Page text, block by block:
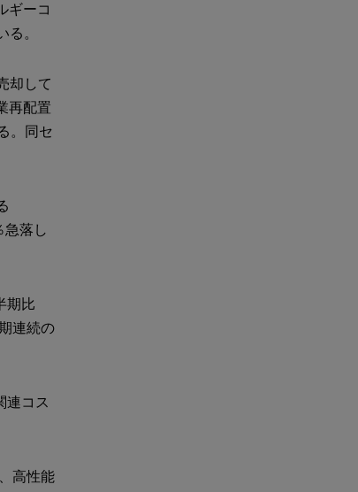
ギーコ
。
却して
再配置
。同セ
急落し
期比
連続の
連コス
高性能